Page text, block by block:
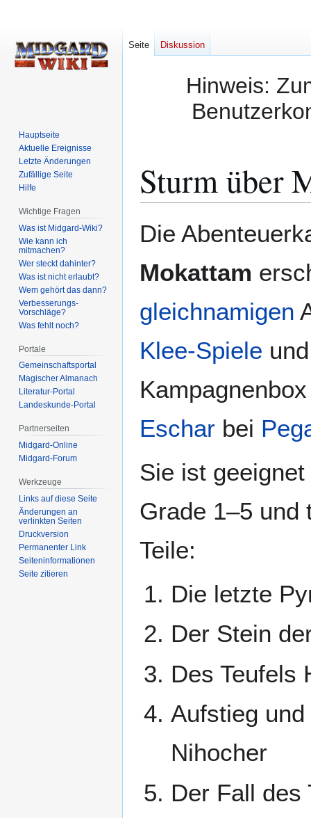
Hinweis:
Sturm über
Navigation
Suche
Die
Mokattam
gleichnamigen
Klee-Spiele
Eschar bei
Sie ist
Grade 1–5 und
Teile:
Die letzte
Der Stein
Des Teufels
Aufstieg
Nihocher
Der Fall des
Seite Diskussion
Hauptseite
Aktuelle Ereignisse
Letzte Änderungen
Zufällige Seite
Hilfe
Wichtige Fragen
Was ist Midgard-Wiki?
Wie kann ich
mitmachen?
Wer steckt dahinter?
Was ist nicht erlaubt?
Wem gehört das dann?
Verbesserungs-
Vorschläge?
Was fehlt noch?
Portale
Gemeinschafts­portal
Magischer Almanach
Literatur-Portal
Landeskunde-Portal
Partnerseiten
Midgard-Online
Midgard-Forum
Werkzeuge
Links auf diese Seite
Änderungen an
verlinkten Seiten
Druckversion
Permanenter Link
Seiten­­informationen
Seite zitieren